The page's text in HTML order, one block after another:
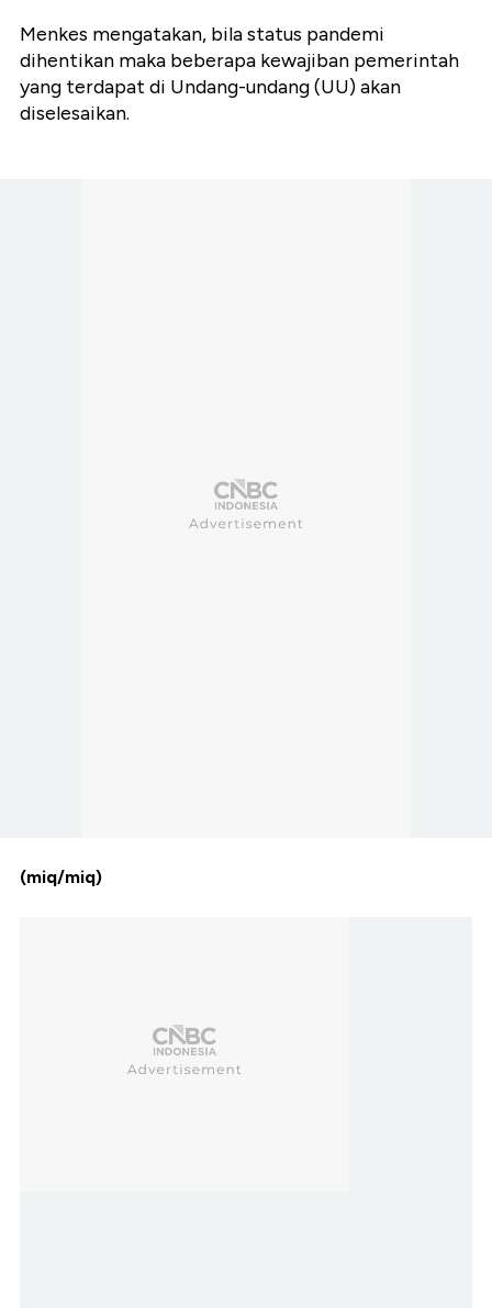
Menkes mengatakan, bila status pandemi
dihentikan maka beberapa kewajiban pemerintah
yang terdapat di Undang-undang (UU) akan
diselesaikan.
(miq/miq)